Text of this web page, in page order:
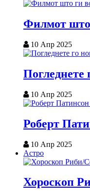
Филмот што
10 Апр 2025
Погледнете
10 Апр 2025
Роберт
10 Апр 2025
Астро
Хороскоп